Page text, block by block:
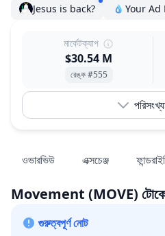
Jesus is back? Your Ad
মার্কেটক্যাপ
$30.54 M
রেঙ্ক #555
ওভারভিউ এক্সচেঞ্জ
Movement (MOVE)
গুরুত্বপূর্ণ নোট